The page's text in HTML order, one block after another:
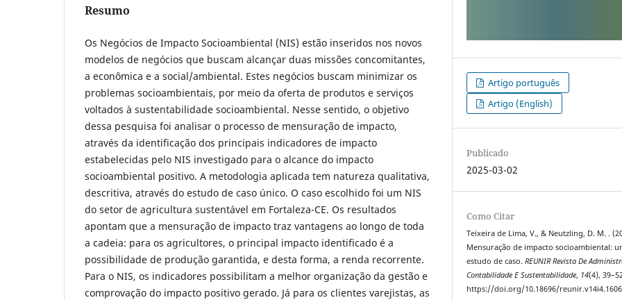
Resumo
Os Negócios de Impacto Socioambiental (NIS) estão inseridos nos novos
modelos de negócios que buscam alcançar duas missões concomitantes,
a econômica e a social/ambiental. Estes negócios buscam minimizar os
problemas socioambientais, por meio da oferta de produtos e serviços
voltados à sustentabilidade socioambiental. Nesse sentido, o objetivo
dessa pesquisa foi analisar o processo de mensuração de impacto,
através da identificação dos principais indicadores de impacto
estabelecidas pelo NIS investigado para o alcance do impacto
socioambiental positivo. A metodologia aplicada tem natureza qualitativa,
descritiva, através do estudo de caso único. O caso escolhido foi um NIS
do setor de agricultura sustentável em Fortaleza-CE. Os resultados
apontam que a mensuração de impacto traz vantagens ao longo de toda
a cadeia: para os agricultores, o principal impacto identificado é a
possibilidade de produção garantida, e desta forma, a renda recorrente.
Para o NIS, os indicadores possibilitam a melhor organização da gestão e
comprovação do impacto positivo gerado. Já para os clientes varejistas, as
Artigo português
Artigo (English)
Publicado
2025-03-02
Como Citar
Teixeira de Lima, V., & Neutzling, D. M. .
Mensuração de impacto socioambiental:
estudo de caso.REUNIR Revista De
Contabilidade E Sustentabilidade, 14(4),
https://doi.org/10.18696/reunir.v14i4.1606